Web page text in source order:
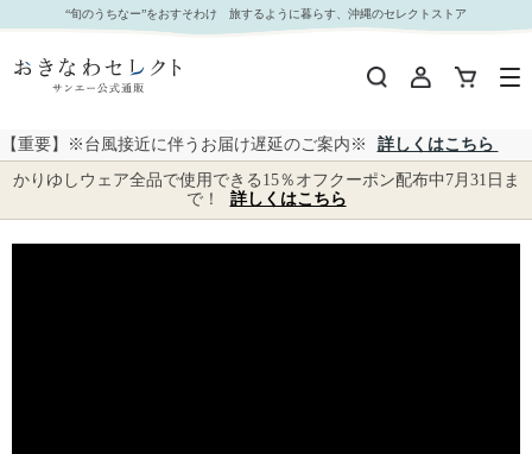
産地直送ギフト｜おきなわセレクト サンエー公式通販
“旬のうちなー”をおすそわけ 旅するように暮らす、沖縄のセレクトストア
【重要】※台風接近に伴うお届け遅延のご案内※
詳しくはこちら
かりゆしウェア全品で使用できる15％オフクーポン配布中7月31日ま
で！
詳しくはこちら